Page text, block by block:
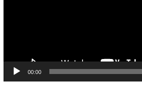
00:00